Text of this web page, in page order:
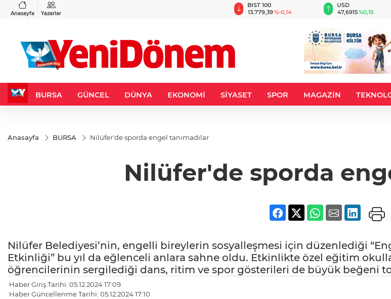
Anasayfa Yazarlar
%-0,22
BIST 100
13.779,39%-0,14
USD
47,6915%0,15
BURSA GÜNCEL DÜNYA EKONOMİ SİYASET SPOR MAGAZİN
Anasayfa BURSA Nilüfer'de sporda engel tanımadılar
Nilüfer'de sporda
Nilüfer Belediyesi’nin, engelli bireylerin sosyalleşmesi için düzenlediği
Etkinliği” bu yıl da eğlenceli anlara sahne oldu. Etkinlikte özel eğitim
öğrencilerinin sergilediği dans, ritim ve spor gösterileri de büyük beğeni
Haber Giriş Tarihi: 05.12.2024 17:09
Haber Güncellenme Tarihi: 05.12.2024 17:10